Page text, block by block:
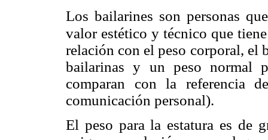
Los bailarines son personas
valor estético y técnico que
relación con el peso corporal, el
bailarinas y un peso normal
comparan con la referencia
comunicación personal).
El peso para la estatura es de